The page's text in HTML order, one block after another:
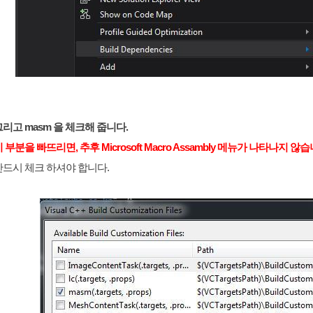
리고 masm 을 체크해 줍니다.
부분을 빠뜨리면, 추후 Microsoft Macro Assambly 메뉴가 나타나지 않습
드시 체크 하셔야 합니다.